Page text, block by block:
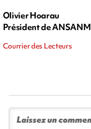
Olivier Hoarau
Président de ANSANM
Courrier des Lecteurs